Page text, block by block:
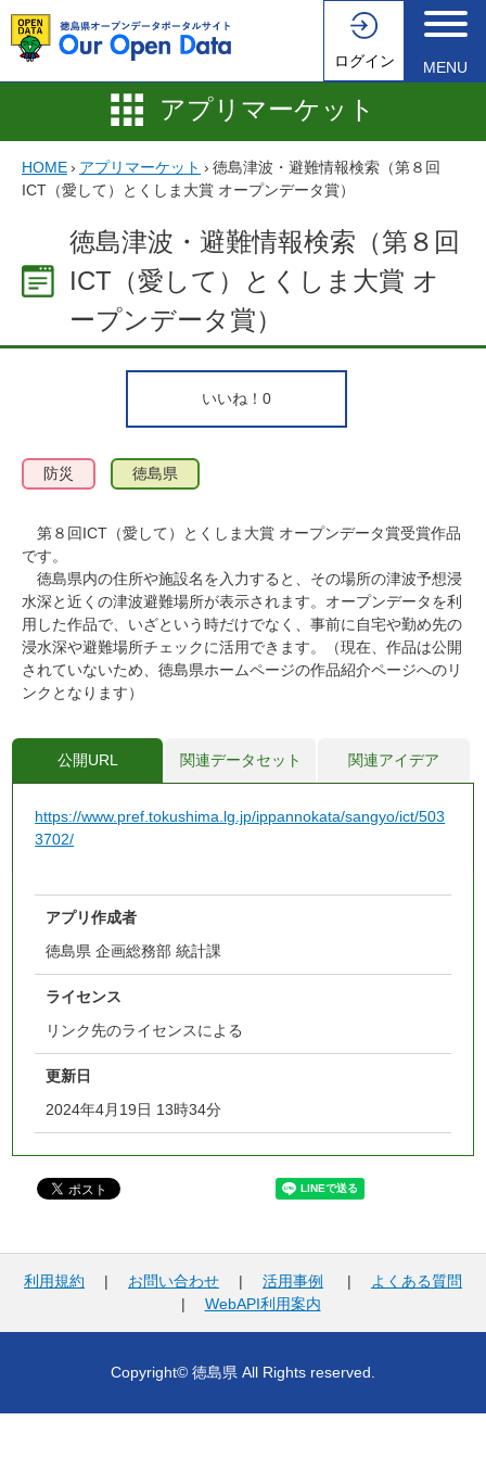
ログイン MENU
アプリマーケット
HOME› アプリマーケット › 徳島津波・避難情報検索（第８回
ICT（愛して）とくしま大賞 オープンデータ賞）
徳島津波・避難情報検索（第８回
ICT（愛して）とくしま大賞 オ
ープンデータ賞）
いいね！ 0
防災 徳島県
第８回ICT（愛して）とくしま大賞 オープンデータ賞受賞作品
です。
徳島県内の住所や施設名を入力すると、その場所の津波予想浸
水深と近くの津波避難場所が表示されます。オープンデータを利
用した作品で、いざという時だけでなく、事前に自宅や勤め先の
浸水深や避難場所チェックに活用できます。（現在、作品は公開
されていないため、徳島県ホームページの作品紹介ページへのリ
ンクとなります）
公開URL 関連データセット 関連アイデア
https://www.pref.tokushima.lg.jp/ippannokata/sangyo/ict/503
3702/
アプリ作成者
徳島県 企画総務部 統計課
ライセンス
リンク先のライセンスによる
更新日
2024年4月19日 13時34分
利用規約 | お問い合わせ | 活用事例 |
よくある質問
| WebAPI利用案内
Copyright© 徳島県 All Rights reserved.